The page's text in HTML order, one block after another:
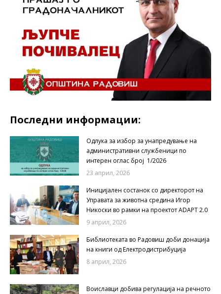
Последни информации:
Одлука за избор за унапредување на
административни службеници по
интерен оглас број 1/2026
23 април, 2026
Иницијален состанок со директорот на
Управата за животна средина Игор
Никоски во рамки на проектот ADAPT 2.0
9 април, 2026
Библиотеката во Радовиш доби донација
на книги од Електродистрибуција
8 април, 2026
Воиславци добива регулација на речното